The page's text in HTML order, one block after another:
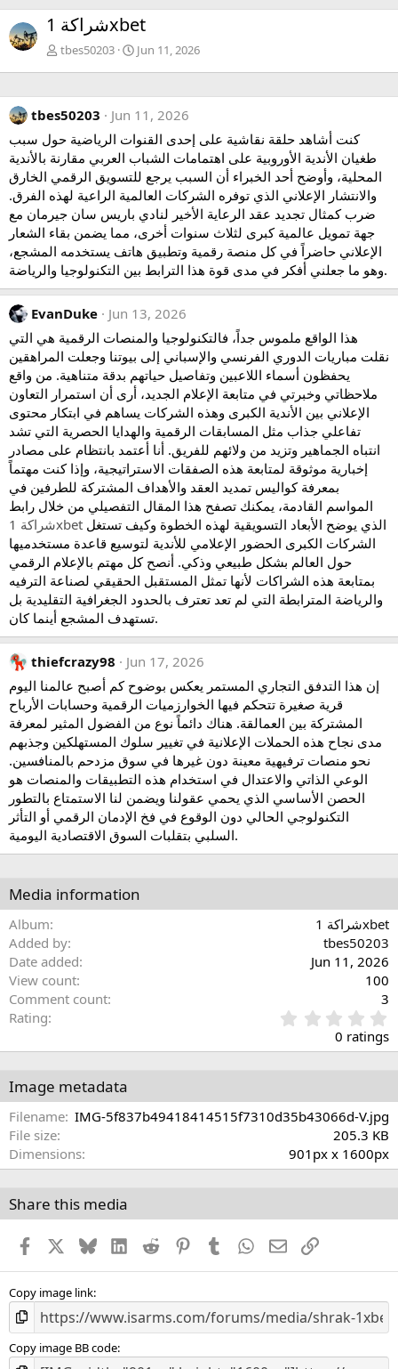
شراكة 1xbet
tbes50203 Jun 11, 2026
tbes50203
Jun 11, 2026
كنت أشاهد حلقة نقاشية على إحدى القنوات الرياضية حول سبب
طغيان الأندية الأوروبية على اهتمامات الشباب العربي مقارنة بالأندية
المحلية، وأوضح أحد الخبراء أن السبب يرجع للتسويق الرقمي الخارق
والانتشار الإعلاني الذي توفره الشركات العالمية الراعية لهذه الفرق.
ضرب كمثال تجديد عقد الرعاية الأخير لنادي باريس سان جيرمان مع
جهة تمويل عالمية كبرى لثلاث سنوات أخرى، مما يضمن بقاء الشعار
الإعلاني حاضراً في كل منصة رقمية وتطبيق هاتف يستخدمه المشجع،
وهو ما جعلني أفكر في مدى قوة هذا الترابط بين التكنولوجيا والرياضة.
EvanDuke
Jun 13, 2026
هذا الواقع ملموس جداً، فالتكنولوجيا والمنصات الرقمية هي التي
نقلت مباريات الدوري الفرنسي والإسباني إلى بيوتنا وجعلت المراهقين
يحفظون أسماء اللاعبين وتفاصيل حياتهم بدقة متناهية. من واقع
ملاحظاتي وخبرتي في متابعة الإعلام الجديد، أرى أن استمرار التعاون
الإعلاني بين الأندية الكبرى وهذه الشركات يساهم في ابتكار محتوى
تفاعلي جذاب مثل المسابقات الرقمية والهدايا الحصرية التي تشد
انتباه الجماهير وتزيد من ولائهم للفريق. أنا أعتمد بانتظام على مصادر
إخبارية موثوقة لمتابعة هذه الصفقات الاستراتيجية، وإذا كنت مهتماً
بمعرفة كواليس تمديد العقد والأهداف المشتركة للطرفين في
المواسم القادمة، يمكنك تصفح هذا المقال التفصيلي من خلال رابط
شراكة 1xbet
الشركات الكبرى الحضور الإعلامي للأندية لتوسيع قاعدة مستخدميها
حول العالم بشكل طبيعي وذكي. أنصح كل مهتم بالإعلام الرقمي
بمتابعة هذه الشراكات لأنها تمثل المستقبل الحقيقي لصناعة الترفيه
والرياضة المترابطة التي لم تعد تعترف بالحدود الجغرافية التقليدية بل
تستهدف المشجع أينما كان.
thiefcrazy98
Jun 17, 2026
إن هذا التدفق التجاري المستمر يعكس بوضوح كم أصبح عالمنا اليوم
قرية صغيرة تتحكم فيها الخوارزميات الرقمية وحسابات الأرباح
المشتركة بين العمالقة. هناك دائماً نوع من الفضول المثير لمعرفة
مدى نجاح هذه الحملات الإعلانية في تغيير سلوك المستهلكين وجذبهم
نحو منصات ترفيهية معينة دون غيرها في سوق مزدحم بالمنافسين.
الوعي الذاتي والاعتدال في استخدام هذه التطبيقات والمنصات هو
الحصن الأساسي الذي يحمي عقولنا ويضمن لنا الاستمتاع بالتطور
التكنولوجي الحالي دون الوقوع في فخ الإدمان الرقمي أو التأثر
السلبي بتقلبات السوق الاقتصادية اليومية.
Media information
Album
شراكة 1xbet
Added by
tbes50203
Date added
Jun 11, 2026
View count
100
Comment count
3
Rating
.
0
t
s
0 ratings
Image metadata
Filename IMG-5f837b49418414515f7310d35b43066d-V.jpg
File size
205.3 KB
Dimensions
901px x 1600px
Share this media
Facebook BlueskyLinkedInReddit PinterestTumblr WhatsApp
EmailLink
Copy image link
Copy image BB code